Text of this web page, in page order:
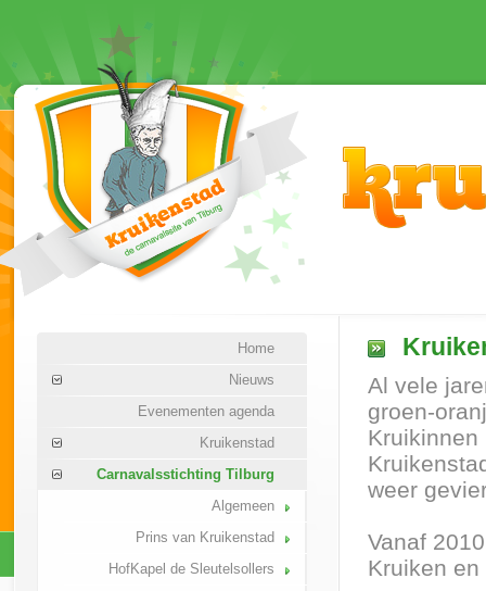
Home
Nieuws
Evenementen agenda
Kruikenstad
Carnavalsstichting Tilburg
Algemeen
Prins van Kruikenstad
HofKapel de Sleutelsollers
Al vele
groen-
weer
Vanaf
Kruiken